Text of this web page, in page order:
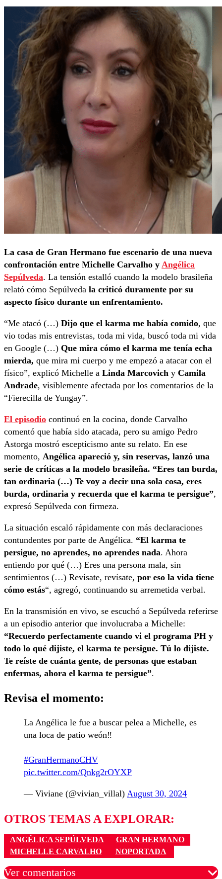
La casa de Gran Hermano fue escenario de una nueva
confrontación entre Michelle Carvalho y Angélica
Sepúlveda. La tensión estalló cuando la modelo brasileña
relató cómo Sepúlveda la criticó duramente por su
aspecto físico durante un enfrentamiento.
“Me atacó (…) Dijo que el karma me había comido, que
vio todas mis entrevistas, toda mi vida, buscó toda mi vida
en Google (…) Que mira cómo el karma me tenía echa
mierda, que mira mi cuerpo y me empezó a atacar con el
físico”, explicó Michelle a Linda Marcovich y Camila
Andrade, visiblemente afectada por los comentarios de la
“Fierecilla de Yungay”.
El episodio continuó en la cocina, donde Carvalho
comentó que había sido atacada, pero su amigo Pedro
Astorga mostró escepticismo ante su relato. En ese
momento, Angélica apareció y, sin reservas, lanzó una
serie de críticas a la modelo brasileña. “Eres tan burda,
tan ordinaria (…) Te voy a decir una sola cosa, eres
burda, ordinaria y recuerda que el karma te persigue”,
expresó Sepúlveda con firmeza.
La situación escaló rápidamente con más declaraciones
contundentes por parte de Angélica. “El karma te
persigue, no aprendes, no aprendes nada. Ahora
entiendo por qué (…) Eres una persona mala, sin
sentimientos (…) Revísate, revísate, por eso la vida tiene
cómo estás“, agregó, continuando su arremetida verbal.
En la transmisión en vivo, se escuchó a Sepúlveda referirse
a un episodio anterior que involucraba a Michelle:
“Recuerdo perfectamente cuando vi el programa PH y
todo lo qué dijiste, el karma te persigue. Tú lo dijiste.
Te reíste de cuánta gente, de personas que estaban
enfermas, ahora el karma te persigue”.
Revisa el momento:
La Angélica le fue a buscar pelea a Michelle, es
una loca de patio weón‼️
#GranHermanoCHV
pic.twitter.com/Qnkg2rOYXP
— Viviane (@vivian_villal) August 30, 2024
OTROS TEMAS A EXPLORAR:
ANGÉLICA SEPÚLVEDA
GRAN HERMANO
MICHELLE CARVALHO
NOPORTADA
Ver comentarios